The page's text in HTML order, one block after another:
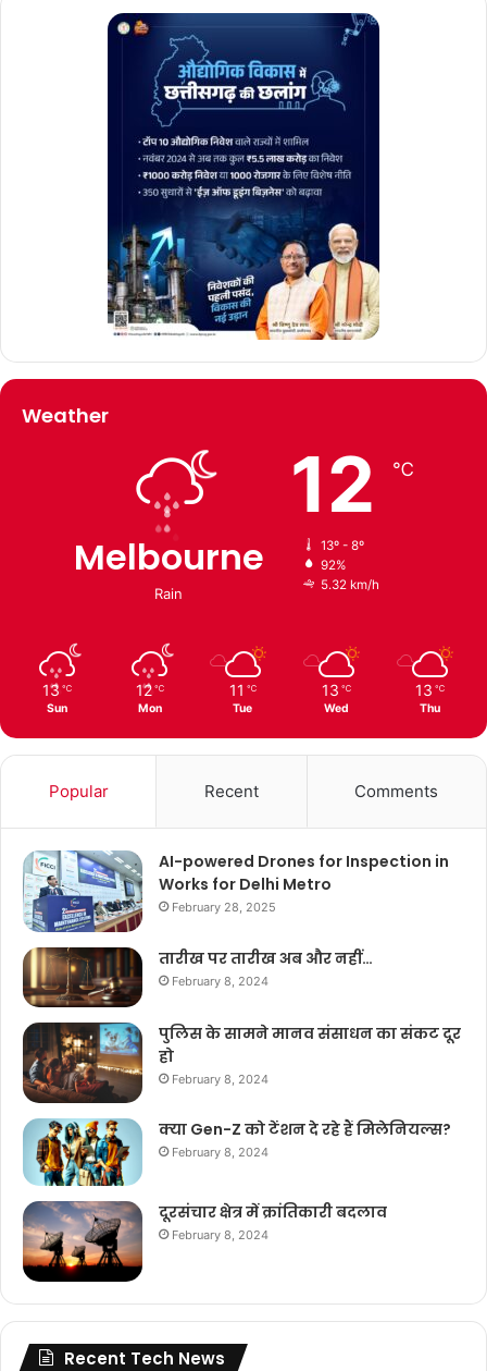
Weather
Melbourne
Rain
12 ℃
13º - 8º
92%
5.32 km/h
13 ℃
Sun
12 ℃
Mon
11 ℃
Tue
13 ℃
Wed
13 ℃
Thu
Popular Recent Comments
AI-powered Drones for Inspection in
Works for Delhi Metro
February 28, 2025
तारीख पर तारीख अब और नहीं…
February 8, 2024
पुलिस के सामने मानव संसाधन का संकट दूर
हो
February 8, 2024
क्या Gen-Z को टेंशन दे रहे हैं मिलेनियल्स?
February 8, 2024
दूरसंचार क्षेत्र में क्रांतिकारी बदलाव
February 8, 2024
Recent Tech News